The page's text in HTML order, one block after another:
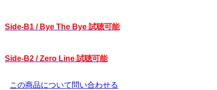
Side-B1 / Bye The Bye 試聴可能
Side-B2 / Zero Line 試聴可能
この商品について問い合わせる